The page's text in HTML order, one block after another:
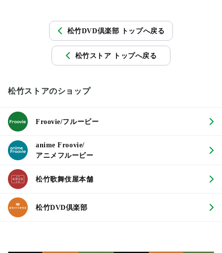
松竹DVD倶楽部 トップへ戻る
松竹ストア トップへ戻る
松竹ストアのショップ
Froovie/フルービー
anime Froovie/
アニメフルービー
松竹歌舞伎屋本舗
松竹DVD倶楽部